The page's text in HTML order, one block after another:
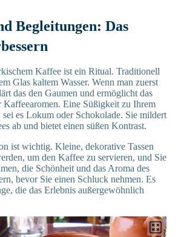
Begleitungen: Das
Kaffee ist ein Ritual. Traditionell
Glas kaltem Wasser. Wenn man zuerst
das den Gaumen und ermöglicht das
Kaffeearomen. Eine Süßigkeit zu Ihrem
es Lokum oder Schokolade. Sie mildert
ab und bietet einen süßen Kontrast.
ist wichtig. Kleine, dekorative Tassen
um den Kaffee zu servieren, und Sie
die Schönheit und das Aroma des
bevor Sie einen Schluck nehmen. Es
die das Erlebnis außergewöhnlich